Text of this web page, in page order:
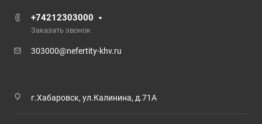
+74212303000
Заказать звонок
303000@nefertity-khv.ru
г.Хабаровск, ул.Калинина, д.71А